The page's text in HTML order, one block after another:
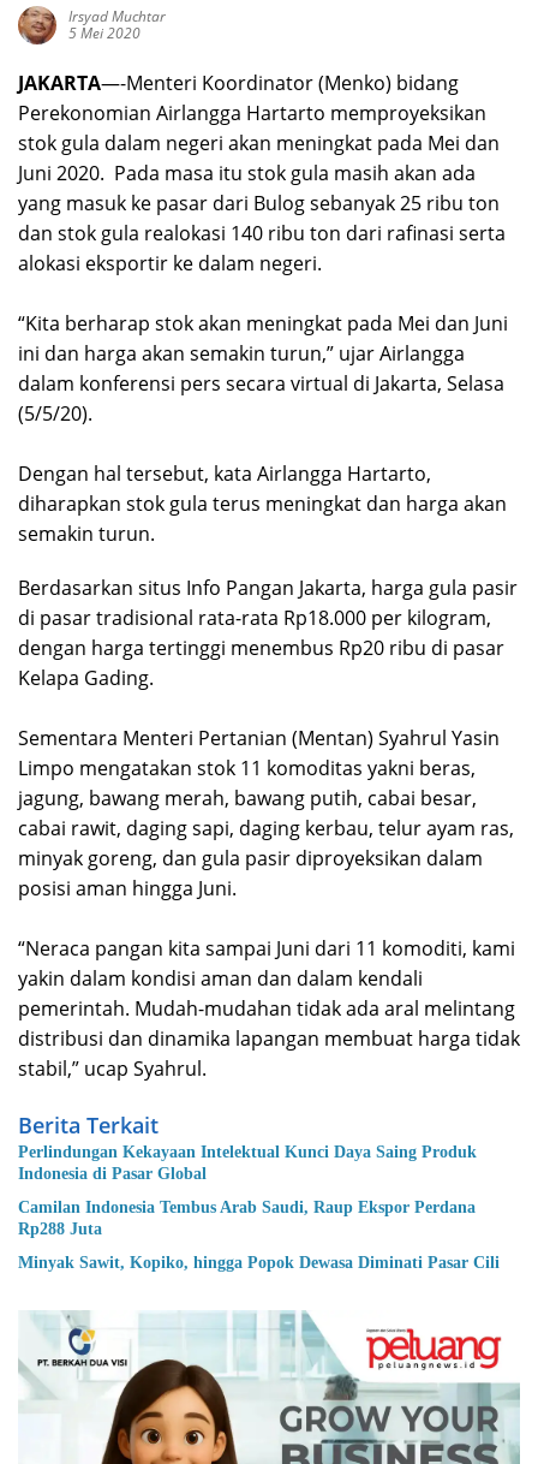
Irsyad Muchtar
5 Mei 2020
JAKARTA—-Menteri Koordinator (Menko) bidang
Perekonomian Airlangga Hartarto memproyeksikan
stok gula dalam negeri akan meningkat pada Mei dan
Juni 2020. Pada masa itu stok gula masih akan ada
yang masuk ke pasar dari Bulog sebanyak 25 ribu ton
dan stok gula realokasi 140 ribu ton dari rafinasi serta
alokasi eksportir ke dalam negeri.
“Kita berharap stok akan meningkat pada Mei dan Juni
ini dan harga akan semakin turun,” ujar Airlangga
dalam konferensi pers secara virtual di Jakarta, Selasa
(5/5/20).
Dengan hal tersebut, kata Airlangga Hartarto,
diharapkan stok gula terus meningkat dan harga akan
semakin turun.
Berdasarkan situs Info Pangan Jakarta, harga gula pasir
di pasar tradisional rata-rata Rp18.000 per kilogram,
dengan harga tertinggi menembus Rp20 ribu di pasar
Kelapa Gading.
Sementara Menteri Pertanian (Mentan) Syahrul Yasin
Limpo mengatakan stok 11 komoditas yakni beras,
jagung, bawang merah, bawang putih, cabai besar,
cabai rawit, daging sapi, daging kerbau, telur ayam ras,
minyak goreng, dan gula pasir diproyeksikan dalam
posisi aman hingga Juni.
“Neraca pangan kita sampai Juni dari 11 komoditi, kami
yakin dalam kondisi aman dan dalam kendali
pemerintah. Mudah-mudahan tidak ada aral melintang
distribusi dan dinamika lapangan membuat harga tidak
stabil,” ucap Syahrul.
Berita Terkait
Perlindungan Kekayaan Intelektual Kunci Daya Saing Produk
Indonesia di Pasar Global
Camilan Indonesia Tembus Arab Saudi, Raup Ekspor Perdana
Rp288 Juta
Minyak Sawit, Kopiko, hingga Popok Dewasa Diminati Pasar Cili